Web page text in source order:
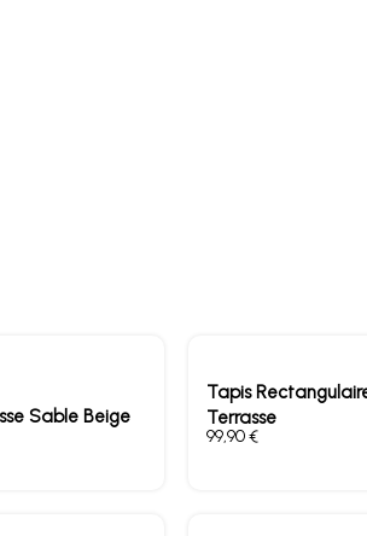
Sable Beige
Tapis
Terrasse
€